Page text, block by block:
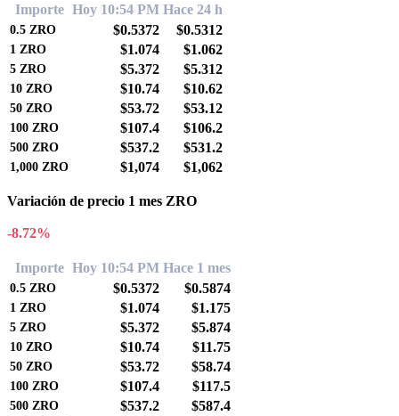
Importe Hoy 10:54 PM Hace 24 h
0.5 ZRO $0.5372 $0.5312
1 ZRO $1.074 $1.062
5 ZRO $5.372 $5.312
10 ZRO $10.74 $10.62
50 ZRO $53.72 $53.12
100 ZRO $107.4 $106.2
500 ZRO $537.2 $531.2
1,000 ZRO $1,074 $1,062
Variación de precio 1 mes ZRO
-8.72%
Importe Hoy 10:54 PM Hace 1 mes
0.5 ZRO $0.5372 $0.5874
1 ZRO $1.074 $1.175
5 ZRO $5.372 $5.874
10 ZRO $10.74 $11.75
50 ZRO $53.72 $58.74
100 ZRO $107.4 $117.5
500 ZRO $537.2 $587.4